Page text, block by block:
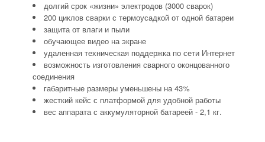
долгий срок «жизни» электродов (3000 сварок)
200 циклов сварки с термоусадкой от одной батареи
защита от влаги и пыли
обучающее видео на экране
удаленная техническая поддержка по сети Интернет
возможность изготовления сварного оконцованного
соединения
габаритные размеры уменьшены на 43%
жесткий кейс с платформой для удобной работы
вес аппарата с аккумуляторной батареей - 2,1 кг.